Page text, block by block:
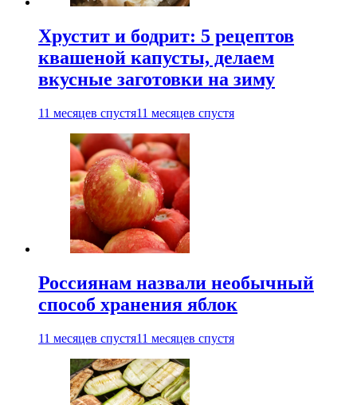
Хрустит и бодрит: 5 рецептов
квашеной капусты, делаем
вкусные заготовки на зиму
11 месяцев спустя11 месяцев спустя
Россиянам назвали необычный
способ хранения яблок
11 месяцев спустя11 месяцев спустя